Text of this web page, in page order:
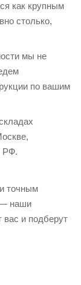
как крупным
столько,
мы не
по вашим
РФ.
точным
— наши
вас и подберут